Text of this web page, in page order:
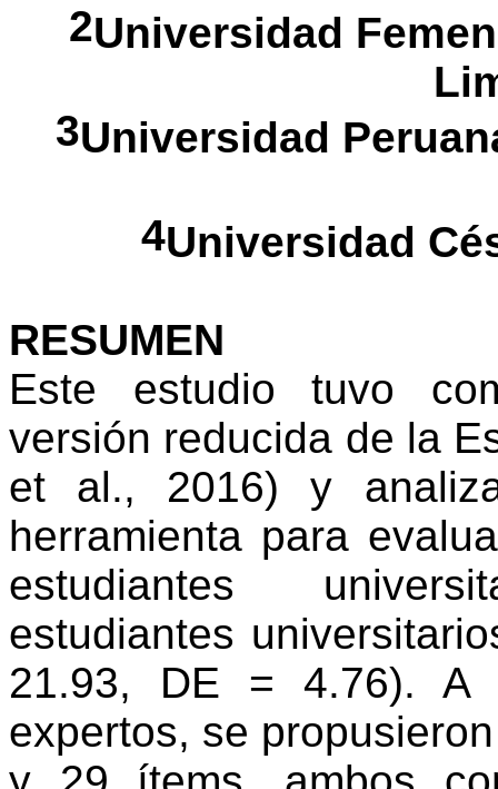
2Universidad
3Universidad
4Universidad
RESUMEN
Este estudio tuvo
versión reducida de la
et al., 2016) y
herramienta para
estudiantes
estudiantes
21.93, DE = 4.76). A
expertos, se